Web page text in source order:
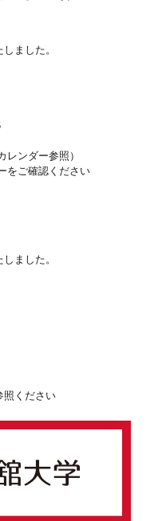
ました。
ンダー参照）
ご確認ください
ました。
照ください